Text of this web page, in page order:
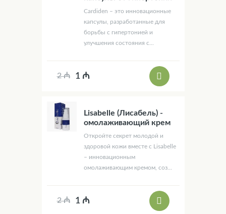
Cardiden – это инновационные
капсулы, разработанные для
борьбы с гипертонией и
улучшения состояния с...
2 ₼ 1 ₼
Lisabelle (Лисабель) -
омолаживающий крем
Откройте секрет молодой и
здоровой кожи вместе с Lisabelle
– инновационным
омолаживающим кремом, соз...
2 ₼ 1 ₼